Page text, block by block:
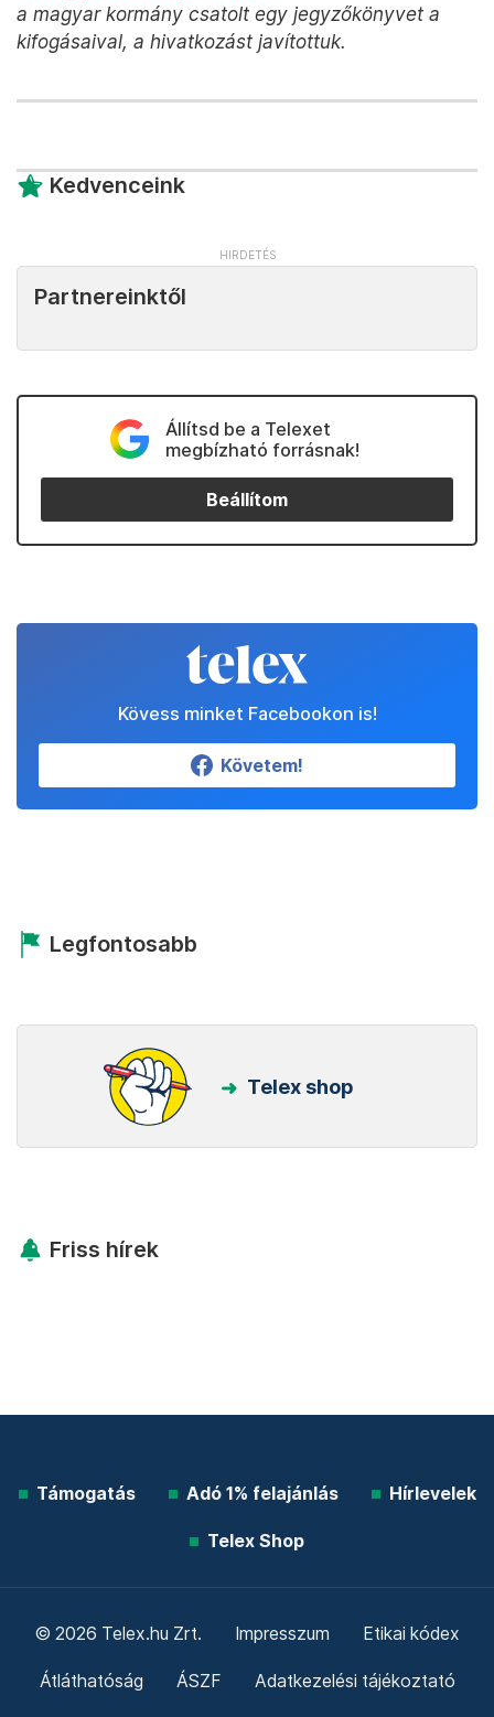
a magyar kormány csatolt egy jegyzőkönyvet a
kifogásaival, a hivatkozást javítottuk.
Kedvenceink
Partnereinktől
Állítsd be a Telexet
megbízható forrásnak!
Beállítom
Kövess minket Facebookon is!
Követem!
Legfontosabb
Telex shop
Friss hírek
Támogatás Adó 1% felajánlás Hírlevelek
Telex Shop
© 2026 Telex.hu Zrt. Impresszum Etikai kódex
Átláthatóság ÁSZF Adatkezelési tájékoztató